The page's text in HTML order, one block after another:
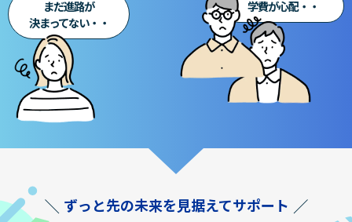
まだ進路が
決まってない・・
学費が心配・・
ずっと先の未来を見据えてサポート